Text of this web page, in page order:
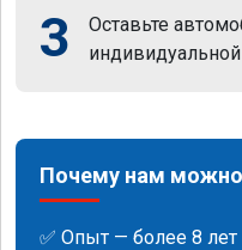
3
Оставьте
индивидуальной
Почему нам
✅ Опыт — более 8